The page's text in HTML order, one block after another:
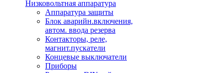
Низковольтная аппаратура
Аппаратура защиты
Блок аварийн.включения,
автом. ввода резерва
Контакторы, реле,
магнит.пускатели
Концевые выключатели
Приборы